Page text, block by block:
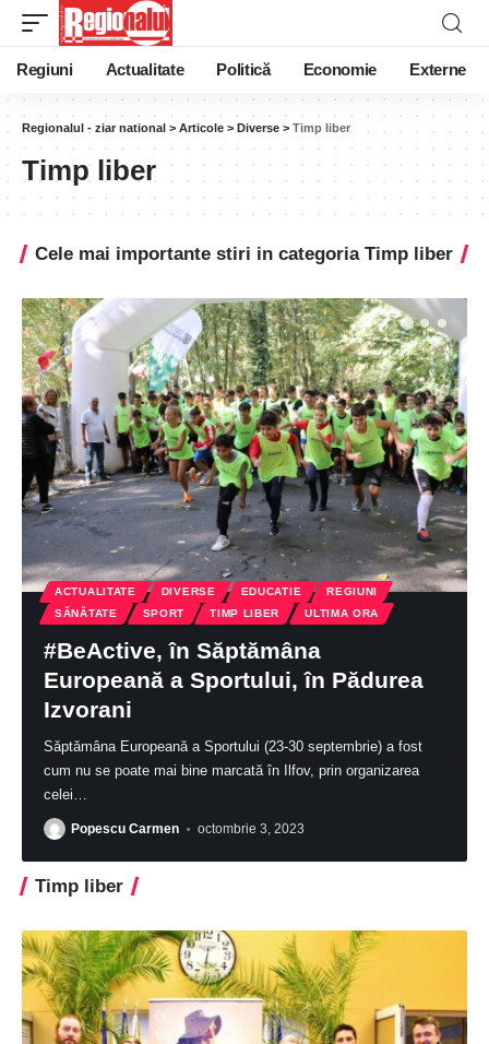
Regiuni Actualitate Politică Economie Externe
Regionalul - ziar national > Articole > Diverse > Timp liber
Timp liber
Cele mai importante stiri in categoria Timp liber
ACTUALITATE DIVERSE EDUCATIE
REGIUNI
SĂNĂTATE
SPORT TIMP LIBER ULTIMA ORA
#BeActive, în Săptămâna
Europeană a Sportului, în Pădurea
Izvorani
Săptămâna Europeană a Sportului (23-30 septembrie) a fost
cum nu se poate mai bine marcată în Ilfov, prin organizarea
celei…
Popescu Carmen octombrie 3, 2023
Timp liber